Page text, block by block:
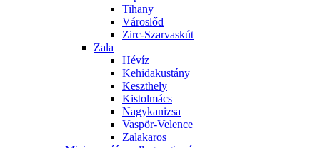
Tihany
Városlőd
Zirc-Szarvaskút
Zala
Hévíz
Kehidakustány
Keszthely
Kistolmács
Nagykanizsa
Vaspör-Velence
Zalakaros